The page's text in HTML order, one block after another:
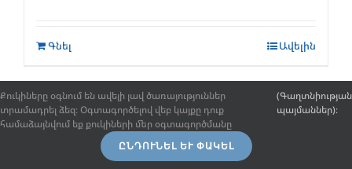
Գնել Ավելին
Քուկիները օգնում են ավելի լավ ծառայություններ
տրամադրել ձեզ։ Օգտագործելով վեբ կայքը դուք
համաձայնվում եք քուկիների մեր օգտագործմանը
(Գաղտնիության
պայմաններ)։
ԸՆԴՈՒՆԵԼ ԵՒ ՓԱԿԵԼ